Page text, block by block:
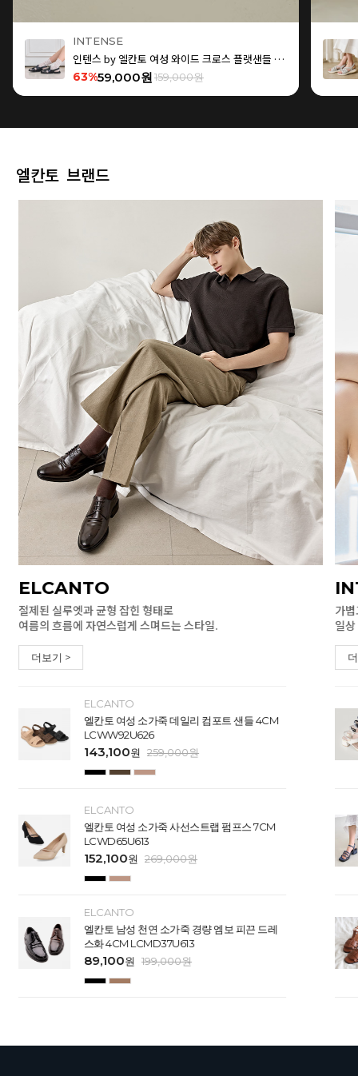
INTENSE
인텐스 by 엘칸토 여성 와이드 크로스 플랫샌들 1.5cm LCWW15I626
63%59,000원159,000원
엘칸토 브랜드
ELCANTO
절제된 실루엣과 균형 잡힌 형태로
여름의 흐름에 자연스럽게 스며드는 스타일.
더보기 >
ELCANTO
엘칸토 여성 소가죽 데일리 컴포트 샌들 4CM
LCWW92U626
143,100원 259,000원
ELCANTO
엘칸토 여성 소가죽 사선스트랩 펌프스 7CM
LCWD65U613
152,100원 269,000원
ELCANTO
엘칸토 남성 천연 소가죽 경량 엠보 피끈 드레
스화 4CM LCMD37U613
89,100원 199,000원
가
일